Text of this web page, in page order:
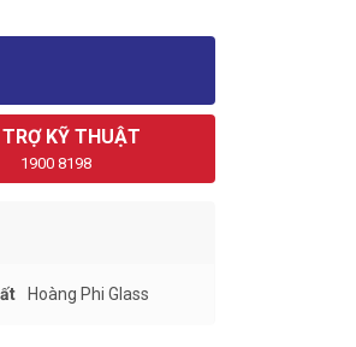
TRỢ KỸ THUẬT
1900 8198
Hoàng Phi Glass